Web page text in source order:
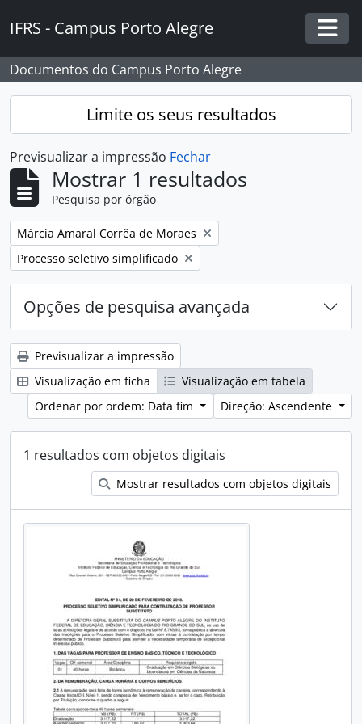
IFRS - Campus Porto Alegre
Documentos do Campus Porto Alegre
Limite os seus resultados
Previsualizar a impressão Fechar
Mostrar 1 resultados
Pesquisa por órgão
Remover filtro:
Márcia Amaral Corrêa de Moraes
Remover filtro:
Processo seletivo simplificado
Opções de pesquisa avançada
Previsualizar a impressão
Visualização em ficha
Visualização em tabela
Ordenar por ordem: Data fim
Direção: Ascendente
1 resultados com objetos digitais
Mostrar resultados com objetos digitais